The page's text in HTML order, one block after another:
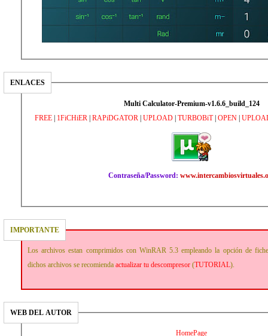
ENLACES
Multi Calculator-Premium-v1.6.6_build_124
FREE| 1FiCHiER | RAPiDGATOR | UPLOAD| TURBOBiT| OPEN|
Contraseña/Password:
IMPORTANTE
Los archivos estan comprimidos con WinRAR 5.3 empleando la opción de
dichos archivos se recomienda actualizar tu descompresor (TUTORIAL).
WEB DEL AUTOR
HomePage